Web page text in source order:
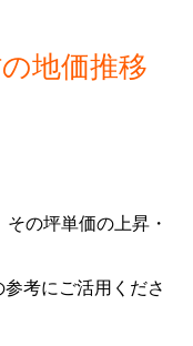
地価推移
の坪単価の上昇・
考にご活用くださ